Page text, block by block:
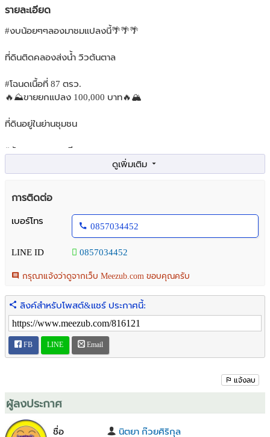
รายละเอียด
#งบน้อยๆๆลองมาชมแปลงนี้🌴🌴🌴
ที่ดินติดคลองส่งน้ำ วิวต้นตาล
#โฉนดเนื้อที่ 87 ตรว.
🔥⛰️ขายยกแปลง 100,000 บาท🔥🏔️
ที่ดินอยู่ในย่านชุมชน
#บ้านลาด เพชรบุรี
สนใจนัดชม 085-703-4452 เน้นโทร
การติดต่อ
เบอร์โทร
0857034452
LINE ID 0857034452
กรุณาแจ้งว่าดูจากเว็บ Meezub.com ขอบคุณครับ
ลิงค์สำหรับโพสต์&แชร์ ประกาศนี้:
FB LINE Email
แจ้งลบ
ผู้ลงประกาศ
ชื่อ
นิตยา ก๊วยศิริกุล